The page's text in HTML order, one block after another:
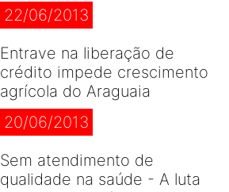
22/06/2013
Entrave na liberação de
crédito impede crescimento
agrícola do Araguaia
20/06/2013
Sem atendimento de
qualidade na saúde - A luta